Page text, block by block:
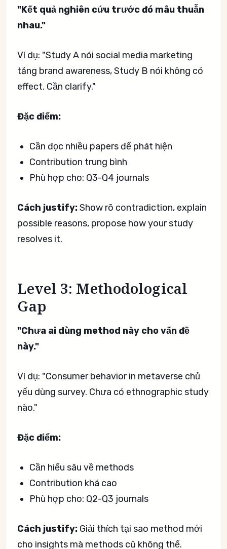
"Kết quả nghiên cứu trước đó mâu thuẫn
nhau."
Ví dụ: "Study A nói social media marketing
tăng brand awareness, Study B nói không có
effect. Cần clarify."
Đặc điểm:
Cần đọc nhiều papers để phát hiện
Contribution trung bình
Phù hợp cho: Q3-Q4 journals
Cách justify:Show rõ contradiction, explain
possible reasons, propose how your study
resolves it.
Level 3: Methodological
Gap
"Chưa ai dùng method này cho vấn đề
này."
Ví dụ: "Consumer behavior in metaverse chủ
yếu dùng survey. Chưa có ethnographic study
nào."
Đặc điểm:
Cần hiểu sâu về methods
Contribution khá cao
Phù hợp cho: Q2-Q3 journals
Cách justify: Giải thích tại sao method mới
cho insights mà methods cũ không thể.